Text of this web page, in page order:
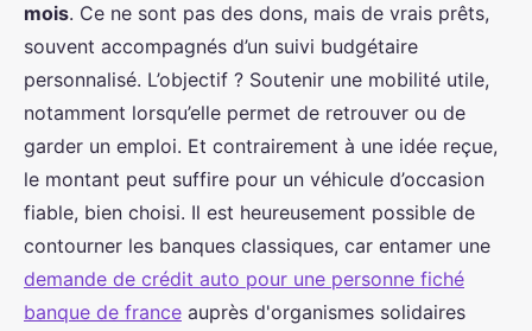
mois. Ce ne sont pas des dons, mais de vrais prêts,
souvent accompagnés d’un suivi budgétaire
personnalisé. L’objectif ? Soutenir une mobilité utile,
notamment lorsqu’elle permet de retrouver ou de
garder un emploi. Et contrairement à une idée reçue,
le montant peut suffire pour un véhicule d’occasion
fiable, bien choisi. Il est heureusement possible de
contourner les banques classiques, car entamer une
demande de crédit auto pour une personne fiché
banque de france auprès d'organismes solidaires